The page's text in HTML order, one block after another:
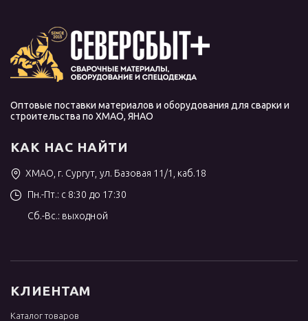
Оптовые поставки материалов и оборудования для сварки и
строительства по ХМАО, ЯНАО
КАК НАС НАЙТИ
ХМАО, г. Сургут, ул. Базовая 11/1, каб.18
Пн.-Пт.: с 8:30 до 17:30
Сб.-Вс.: выходной
КЛИЕНТАМ
Каталог товаров